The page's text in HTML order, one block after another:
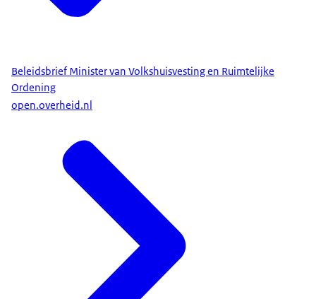
Beleidsbrief Minister van Volkshuisvesting en Ruimtelijke
Ordening
open.overheid.nl